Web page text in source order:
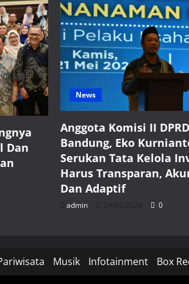
Dan
News
Anggota Komisi II
Bandung, Eko
Serukan Tata Kelola
Harus Transparan,
Dan Adaptif
admin 24/05/2026 0
Musik Infotainment Box